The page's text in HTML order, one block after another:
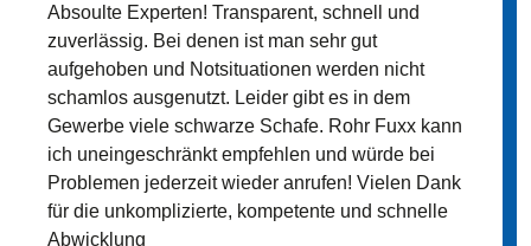
Absoulte Experten! Transparent, schnell und
zuverlässig. Bei denen ist man sehr gut
aufgehoben und Notsituationen werden nicht
schamlos ausgenutzt. Leider gibt es in dem
Gewerbe viele schwarze Schafe. Rohr Fuxx kann
ich uneingeschränkt empfehlen und würde bei
Problemen jederzeit wieder anrufen! Vielen Dank
für die unkomplizierte, kompetente und schnelle
Abwicklung